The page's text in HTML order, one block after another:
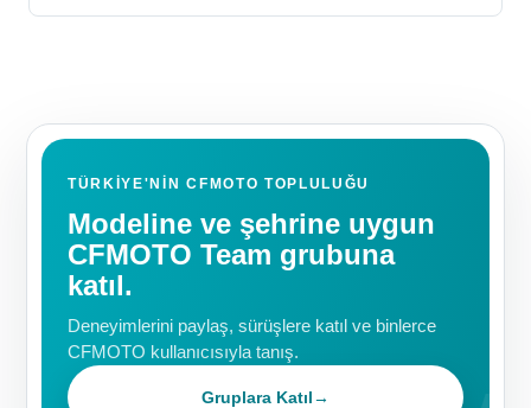
TÜRKIYE'NIN CFMOTO TOPLULUĞU
Modeline ve şehrine uygun
CFMOTO Team grubuna
katıl.
Deneyimlerini paylaş, sürüşlere katıl ve binlerce
CFMOTO kullanıcısıyla tanış.
Gruplara Katıl→